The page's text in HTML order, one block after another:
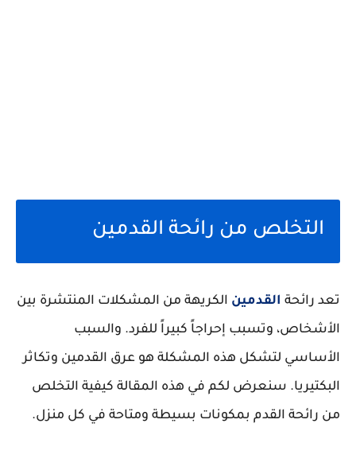
التخلص من رائحة القدمين
تعد رائحة القدمين الكريهة من المشكلات المنتشرة بين
الأشخاص، وتسبب إحراجاً كبيراً للفرد. والسبب
الأساسي لتشكل هذه المشكلة هو عرق القدمين وتكاثر
البكتيريا. سنعرض لكم في هذه المقالة كيفية التخلص
من رائحة القدم بمكونات بسيطة ومتاحة في كل منزل.